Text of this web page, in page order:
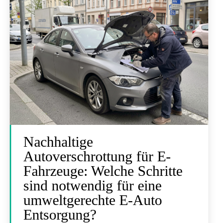
Nachhaltige
Autoverschrottung für E-
Fahrzeuge: Welche Schritte
sind notwendig für eine
umweltgerechte E-Auto
Entsorgung?